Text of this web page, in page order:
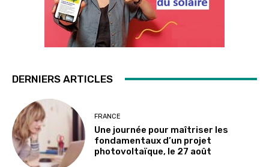
DERNIERS ARTICLES
FRANCE
Une journée pour maîtriser les
fondamentaux d’un projet
photovoltaïque, le 27 août